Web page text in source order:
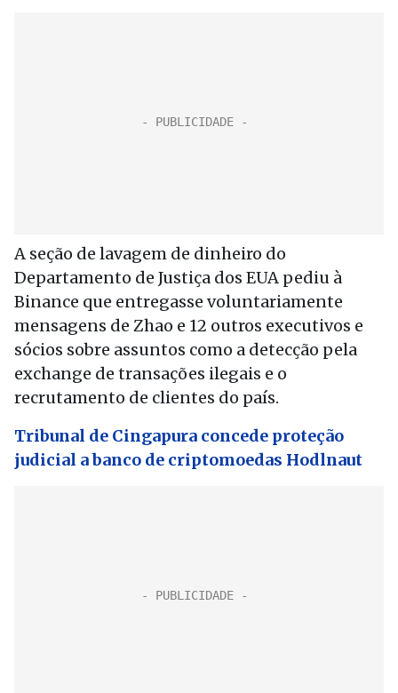
A seção de lavagem de dinheiro do
Departamento de Justiça dos EUA pediu à
Binance que entregasse voluntariamente
mensagens de Zhao e 12 outros executivos e
sócios sobre assuntos como a detecção pela
exchange de transações ilegais e o
recrutamento de clientes do país.
Tribunal de Cingapura concede proteção
judicial a banco de criptomoedas Hodlnaut